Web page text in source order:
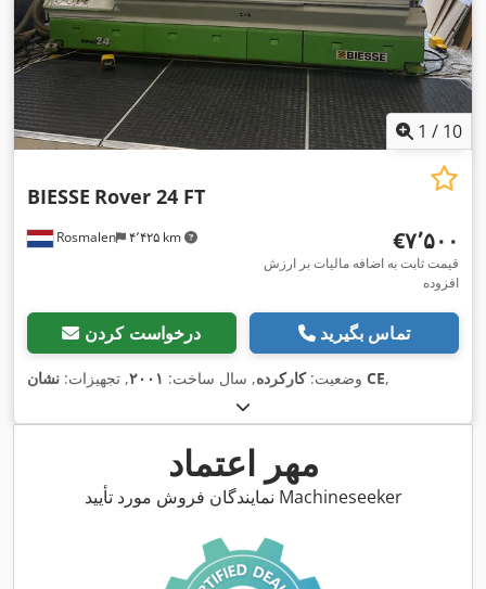
1 / 10
Rosmalen ۴٬۴۲۵ km
BIESSE Rover 24 FT
‎€۷٬۵۰۰
قیمت ثابت به اضافه مالیات بر ارزش
افزوده
درخواست کردن تماس بگیرید
وضعیت:کارکرده, سال ساخت: ۲۰۰۱, تجهیزات: نشان CE,
مهر اعتماد
نمایندگان فروش مورد تأیید Machineseeker